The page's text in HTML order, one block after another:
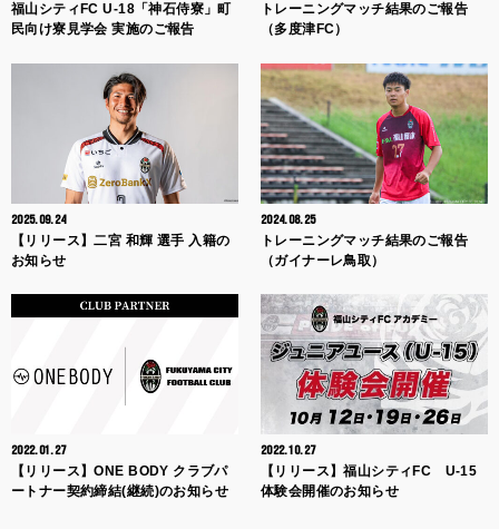
福山シティFC U-18「神石侍寮」町
民向け寮見学会 実施のご報告
トレーニングマッチ結果のご報告
（多度津FC）
2025.09.24
【リリース】二宮 和輝 選手 入籍の
お知らせ
2024.08.25
トレーニングマッチ結果のご報告
（ガイナーレ鳥取）
2022.01.27
【リリース】ONE BODY クラブパ
ートナー契約締結(継続)のお知らせ
2022.10.27
【リリース】福山シティFC U-15
体験会開催のお知らせ